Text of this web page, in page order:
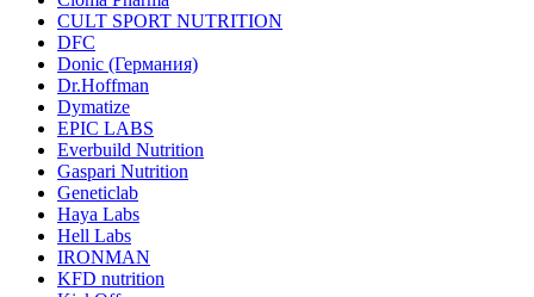
CULT SPORT NUTRITION
DFC
Donic (Германия)
Dr.Hoffman
Dymatize
EPIC LABS
Everbuild Nutrition
Gaspari Nutrition
Geneticlab
Haya Labs
Hell Labs
IRONMAN
KFD nutrition